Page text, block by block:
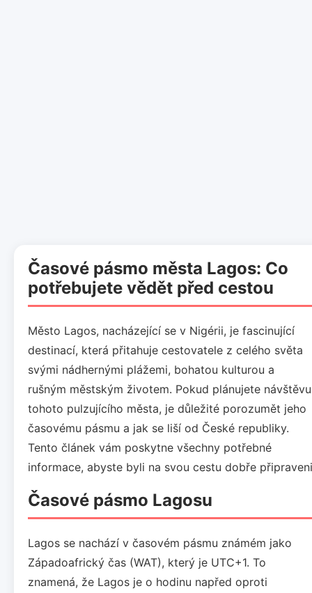
Časové pásmo města Lagos: Co
potřebujete vědět před cestou
Město Lagos, nacházející se v Nigérii, je fascinující
destinací, která přitahuje cestovatele z celého světa
svými nádhernými plážemi, bohatou kulturou a
rušným městským životem. Pokud plánujete návštěvu
tohoto pulzujícího města, je důležité porozumět jeho
časovému pásmu a jak se liší od České republiky.
Tento článek vám poskytne všechny potřebné
informace, abyste byli na svou cestu dobře
Časové pásmo Lagosu
Lagos se nachází v časovém pásmu známém jako
Západoafrický čas (WAT), který je UTC+1. To
znamená, že Lagos je o hodinu napřed oproti